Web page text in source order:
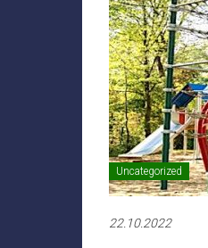
Uncategorized
22.10.2022